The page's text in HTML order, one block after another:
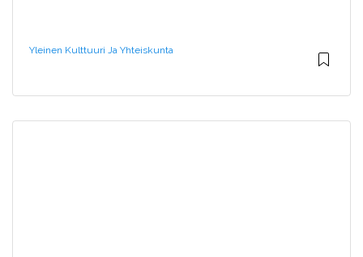
Yleinen Kulttuuri Ja Yhteiskunta